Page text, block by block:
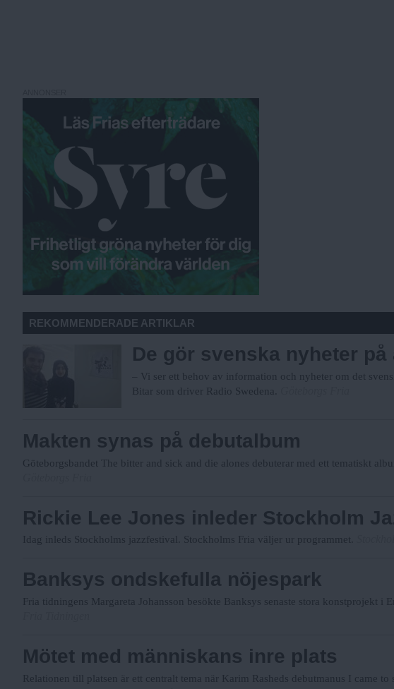
REKOMMENDERADE ARTIKLAR
De gör svenska nyheter på
– Vi ser ett behov av information och nyheter om det
Bitar som driver Radio Swedena.
Makten synas på debutalbum
Göteborgsbandet The bitter and sick and die alones debuterar med ett tematiskt
Rickie Lee Jones inleder Stockholm
Idag inleds Stockholms jazzfestival. Stockholms Fria väljer ur programmet.
Banksys ondskefulla nöjespark
Fria tidningens Margareta Johansson besökte Banksys senaste stora konstprojekt i
Mötet med människans inre plats
Relationen till platsen är ett centralt tema när Karim Rasheds debutmanus I came to